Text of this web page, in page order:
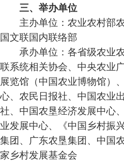
三、举办单位
主办单位：农业农村部农
国文联国内联络部
承办单位：各省级农业
联系统相关协会、中央农业
展览馆（中国农业博物馆）
心、农民日报社、中国农业
社、中国农垦经济发展中心
业发展中心、《中国乡村振
集团、广东农垦集团、中国
家乡村发展基金会